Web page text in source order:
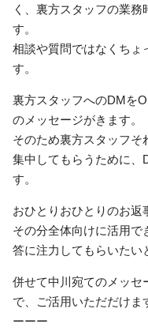
く、裏方スタッフの業
す。
相談や質問ではなくちょ
す。
裏方スタッフへのDMを
のメッセージがきます。
そのため裏方スタッフそ
集中してもらうために、
す。
おひとりおひとりのお返
その分全体向けに活用で
答に注力してもらいたい
併せて中川宛てのメッセ
で、ご活用いただだけま
ーーー